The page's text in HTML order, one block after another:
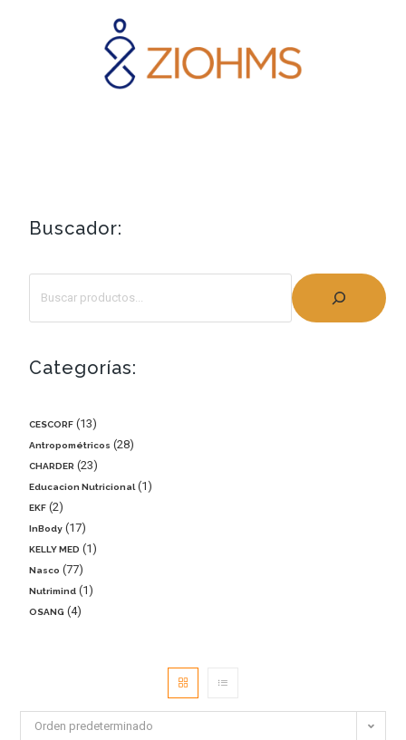
Buscador:
Categorías:
CESCORF 13
Antropométricos 28
CHARDER 23
Educacion Nutricional 1
EKF 2
InBody 17
KELLY MED 1
Nasco 77
Nutrimind 1
OSANG 4
Orden predeterminado